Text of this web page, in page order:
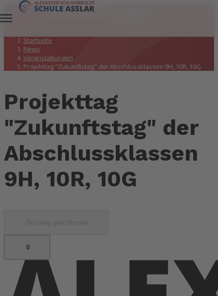
Veranstaltungen
Startseite
News
Veranstaltungen
Projekttag "Zukunftstag" der Abschlussklassen 9H, 10R, 10G
Projekttag
"Zukunftstag" der
Abschlussklassen
9H, 10R, 10G
0